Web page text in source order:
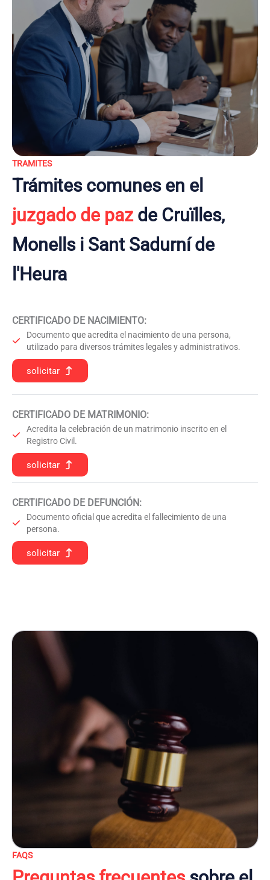
TRAMITES
Trámites comunes en el
juzgado de pazde Cruïlles,
Monells i Sant Sadurní de
l'Heura
CERTIFICADO DE NACIMIENTO:
Documento que acredita el nacimiento de una persona,
utilizado para diversos trámites legales y administrativos.
solicitar
CERTIFICADO DE MATRIMONIO:
Acredita la celebración de un matrimonio inscrito en el
Registro Civil.
solicitar
CERTIFICADO DE DEFUNCIÓN:
Documento oficial que acredita el fallecimiento de una
persona.
solicitar
FAQS